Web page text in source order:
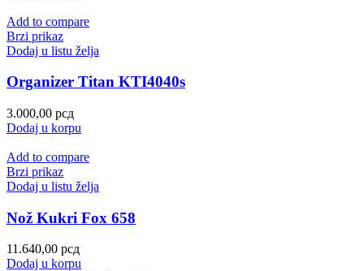
Add to compare
Brzi prikaz
Dodaj u listu želja
Organizer Titan KTI4040s
3.000,00 рсд
Dodaj u korpu
Add to compare
Brzi prikaz
Dodaj u listu želja
Nož Kukri Fox 658
11.640,00 рсд
Dodaj u korpu